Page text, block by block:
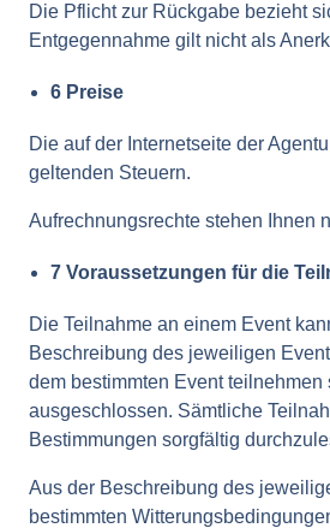
Die Pflicht zur Rückgabe bezieht
Entgegennahme gilt nicht als
6 Preise
Die auf der Internetseite der
geltenden Steuern.
Aufrechnungsrechte stehen Ihnen
7 Voraussetzungen für die
Die Teilnahme an einem Event
Beschreibung des jeweiligen
dem bestimmten Event
ausgeschlossen. Sämtliche
Bestimmungen sorgfältig
Aus der Beschreibung des
bestimmten